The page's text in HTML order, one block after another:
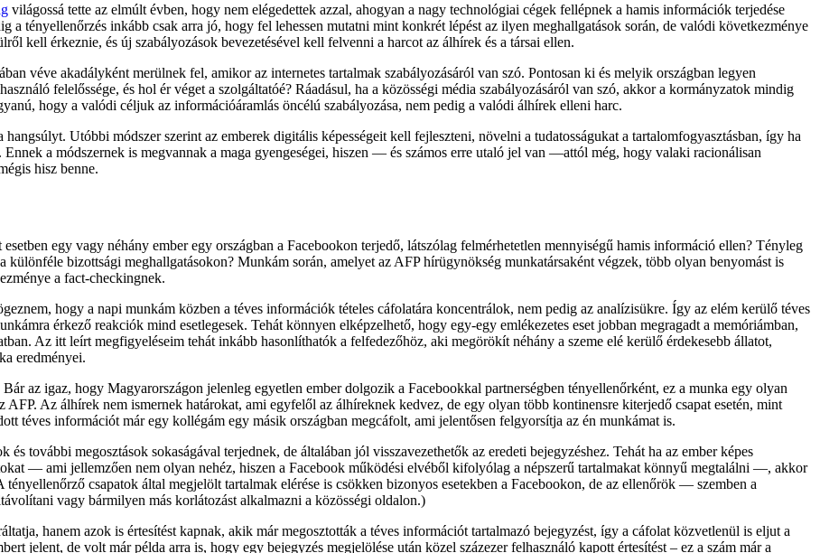
világossá tette az elmúlt évben, hogy nem elégedettek azzal, ahogyan a nagy technológiai cégek fellépnek a hamis információk terjedése
a tényellenőrzés inkább csak arra jó, hogy fel lehessen mutatni mint konkrét lépést az ilyen meghallgatások során, de valódi következménye
kell érkeznie, és új szabályozások bevezetésével kell felvenni a harcot az álhírek és a társai ellen.
véve akadályként merülnek fel, amikor az internetes tartalmak szabályozásáról van szó. Pontosan ki és melyik országban legyen
felelőssége, és hol ér véget a szolgáltatóé? Ráadásul, ha a közösségi média szabályozásáról van szó, akkor a kormányzatok mindig
hogy a valódi céljuk az információáramlás öncélú szabályozása, nem pedig a valódi álhírek elleni harc.
Utóbbi módszer szerint az emberek digitális képességeit kell fejleszteni, növelni a tudatosságukat a tartalomfogyasztásban, így ha
a módszernek is megvannak a maga gyengeségei, hiszen — és számos erre utaló jel van —attól még, hogy valaki racionálisan
hisz benne.
egy vagy néhány ember egy országban a Facebookon terjedő, látszólag felmérhetetlen mennyiségű hamis információ ellen? Tényleg
bizottsági meghallgatásokon? Munkám során, amelyet az AFP hírügynökség munkatársaként végzek, több olyan benyomást is
a fact-checkingnek.
hogy a napi munkám közben a téves információk tételes cáfolatára koncentrálok, nem pedig az analízisükre. Így az elém kerülő téves
érkező reakciók mind esetlegesek. Tehát könnyen elképzelhető, hogy egy-egy emlékezetes eset jobban megragadt a memóriámban,
Az itt leírt megfigyeléseim tehát inkább hasonlíthatók a felfedezőhöz, aki megörökít néhány a szeme elé kerülő érdekesebb állatot,
eredményei.
az igaz, hogy Magyarországon jelenleg egyetlen ember dolgozik a Facebookkal partnerségben tényellenőrként, ez a munka egy olyan
Az álhírek nem ismernek határokat, ami egyfelől az álhíreknek kedvez, de egy olyan több kontinensre kiterjedő csapat esetén, mint
téves információt már egy kollégám egy másik országban megcáfolt, ami jelentősen felgyorsítja az én munkámat is.
további megosztások sokaságával terjednek, de általában jól visszavezethetők az eredeti bejegyzéshez. Tehát ha az ember képes
— ami jellemzően nem olyan nehéz, hiszen a Facebook működési elvéből kifolyólag a népszerű tartalmakat könnyű megtalálni —, akkor
csapatok által megjelölt tartalmak elérése is csökken bizonyos esetekben a Facebookon, de az ellenőrök — szemben a
vagy bármilyen más korlátozást alkalmazni a közösségi oldalon.)
hanem azok is értesítést kapnak, akik már megosztották a téves információt tartalmazó bejegyzést, így a cáfolat közvetlenül is eljut a
jelent, de volt már példa arra is, hogy egy bejegyzés megjelölése után közel százezer felhasználó kapott értesítést – ez a szám már a